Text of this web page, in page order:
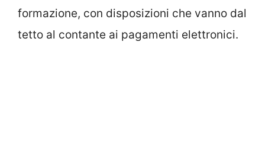
formazione, con disposizioni che vanno dal
tetto al contante ai pagamenti elettronici.